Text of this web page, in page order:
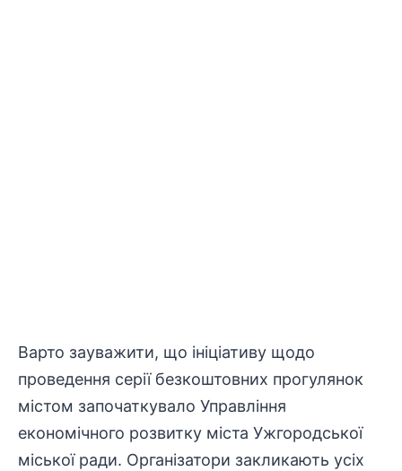
Варто зауважити, що ініціативу щодо
проведення серії безкоштовних прогулянок
містом започаткувало Управління
економічного розвитку міста Ужгородської
міської ради. Організатори закликають усіх